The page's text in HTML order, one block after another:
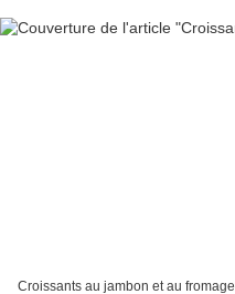
Croissants au jambon et au fromage Aujourd'hui je vous propose de réaliser